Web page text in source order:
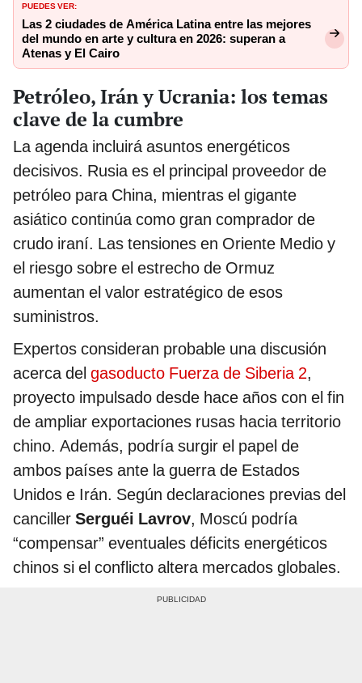
PUEDES VER:
Las 2 ciudades de América Latina entre las mejores
del mundo en arte y cultura en 2026: superan a
Atenas y El Cairo
Petróleo, Irán y Ucrania: los temas
clave de la cumbre
La agenda incluirá asuntos energéticos
decisivos. Rusia es el principal proveedor de
petróleo para China, mientras el gigante
asiático continúa como gran comprador de
crudo iraní. Las tensiones en Oriente Medio y
el riesgo sobre el estrecho de Ormuz
aumentan el valor estratégico de esos
suministros.
Expertos consideran probable una discusión
acerca del gasoducto Fuerza de Siberia 2,
proyecto impulsado desde hace años con el fin
de ampliar exportaciones rusas hacia territorio
chino. Además, podría surgir el papel de
ambos países ante la guerra de Estados
Unidos e Irán. Según declaraciones previas del
canciller Serguéi Lavrov, Moscú podría
“compensar” eventuales déficits energéticos
chinos si el conflicto altera mercados globales.